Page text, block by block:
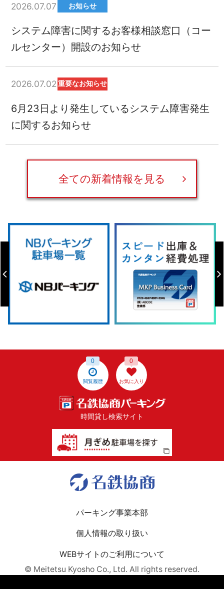
2026.07.07 お知らせ
システム障害に関するお客様相談窓口（コー
ルセンター）開設のお知らせ
2026.07.02 重要なお知らせ
6月23日より発生しているシステム障害発生
に関するお知らせ
全ての新着情報を見る
閲覧履歴
0
お気に入り
0
時間貸し検索サイト
パーキング事業本部
個人情報の取り扱い
WEBサイトのご利用について
© Meitetsu Kyosho Co., Ltd. All rights reserved.